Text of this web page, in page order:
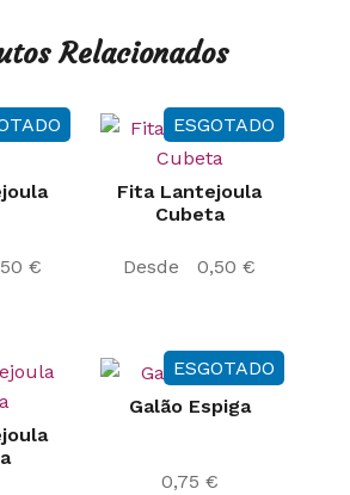
Relacionados
€
ESGOTADO
Fita Lantejoula
Cubeta
Desde 0,50 €
ESGOTADO
Galão Espiga
0,75 €